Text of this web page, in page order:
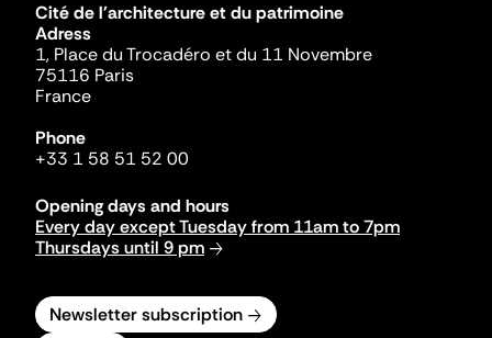
Cité de l'architecture et du patrimoine
Adress
1, Place du Trocadéro et du 11 Novembre
75116 Paris
France
Phone
+33 1 58 51 52 00
Opening days and hours
Every day except Tuesday from 11am to 7pm
Thursdays until 9 pm
Newsletter subscription